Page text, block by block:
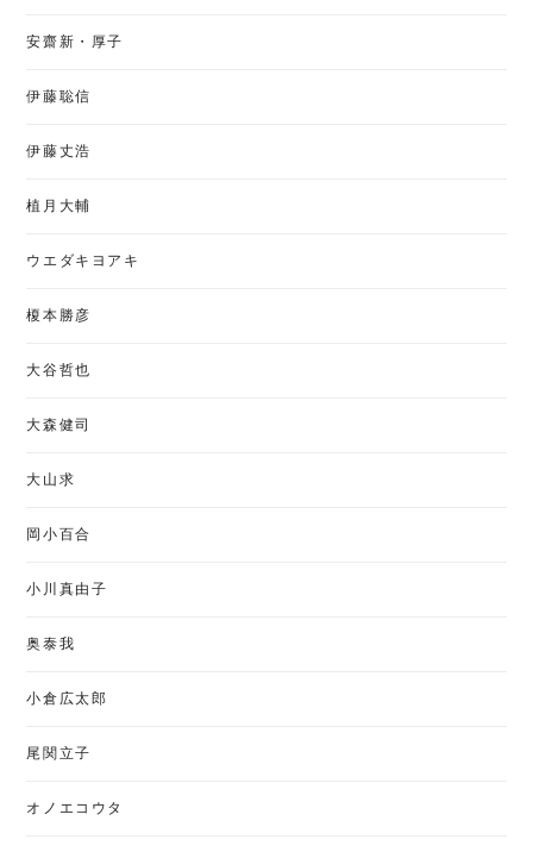
安齋新・厚子
伊藤聡信
伊藤丈浩
植月大輔
ウエダキヨアキ
榎本勝彦
大谷哲也
大森健司
大山求
岡小百合
小川真由子
奥泰我
小倉広太郎
尾関立子
オノエコウタ